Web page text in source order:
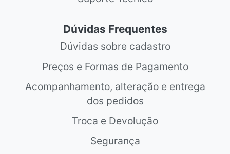
Dúvidas Frequentes
Dúvidas sobre cadastro
Preços e Formas de Pagamento
Acompanhamento, alteração e entrega
dos pedidos
Troca e Devolução
Segurança